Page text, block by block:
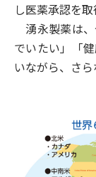
し医薬承認を取
湧永製薬は
でいたい」「
いながら、さら